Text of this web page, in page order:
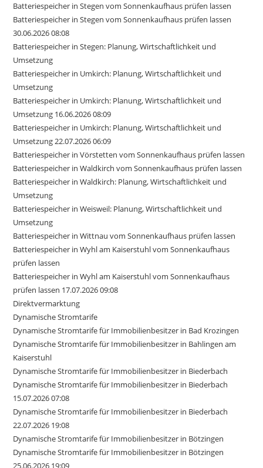
Batteriespeicher in Stegen vom Sonnenkaufhaus prüfen lassen
Batteriespeicher in Stegen vom Sonnenkaufhaus prüfen lassen
30.06.2026 08:08
Batteriespeicher in Stegen: Planung, Wirtschaftlichkeit und
Umsetzung
Batteriespeicher in Umkirch: Planung, Wirtschaftlichkeit und
Umsetzung
Batteriespeicher in Umkirch: Planung, Wirtschaftlichkeit und
Umsetzung 16.06.2026 08:09
Batteriespeicher in Umkirch: Planung, Wirtschaftlichkeit und
Umsetzung 22.07.2026 06:09
Batteriespeicher in Vörstetten vom Sonnenkaufhaus prüfen lassen
Batteriespeicher in Waldkirch vom Sonnenkaufhaus prüfen lassen
Batteriespeicher in Waldkirch: Planung, Wirtschaftlichkeit und
Umsetzung
Batteriespeicher in Weisweil: Planung, Wirtschaftlichkeit und
Umsetzung
Batteriespeicher in Wittnau vom Sonnenkaufhaus prüfen lassen
Batteriespeicher in Wyhl am Kaiserstuhl vom Sonnenkaufhaus
prüfen lassen
Batteriespeicher in Wyhl am Kaiserstuhl vom Sonnenkaufhaus
prüfen lassen 17.07.2026 09:08
Direktvermarktung
Dynamische Stromtarife
Dynamische Stromtarife für Immobilienbesitzer in Bad Krozingen
Dynamische Stromtarife für Immobilienbesitzer in Bahlingen am
Kaiserstuhl
Dynamische Stromtarife für Immobilienbesitzer in Biederbach
Dynamische Stromtarife für Immobilienbesitzer in Biederbach
15.07.2026 07:08
Dynamische Stromtarife für Immobilienbesitzer in Biederbach
22.07.2026 19:08
Dynamische Stromtarife für Immobilienbesitzer in Bötzingen
Dynamische Stromtarife für Immobilienbesitzer in Bötzingen
25.06.2026 19:09